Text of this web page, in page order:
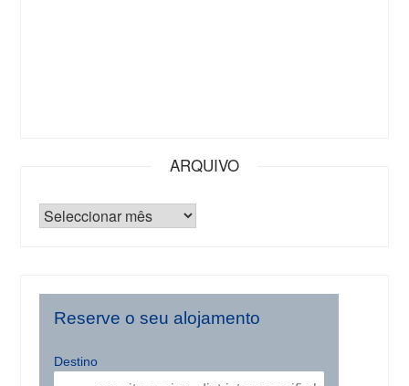
ARQUIVO
Reserve o seu alojamento
Destino